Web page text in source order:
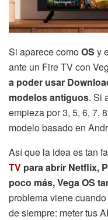
Si aparece comoOS y
ante un Fire TV con
a poder usar
modelos antiguos. Si
empieza por 3, 5, 6, 7,
modelo basado en
Así que la idea es tan
TV para abrir Netflix,
poco más, Vega OS
problema viene
de siempre: meter tus